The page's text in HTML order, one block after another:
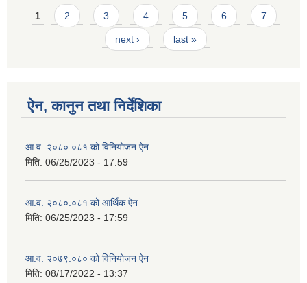
Pages
1 2 3 4 5 6 7
next › last »
ऐन, कानुन तथा निर्देशिका
आ.व. २०८०.०८१ को विनियोजन ऐन
मिति: 06/25/2023 - 17:59
आ.व. २०८०.०८१ को आर्थिक ऐन
मिति: 06/25/2023 - 17:59
आ.व. २०७९.०८० को विनियोजन ऐन
मिति: 08/17/2022 - 13:37